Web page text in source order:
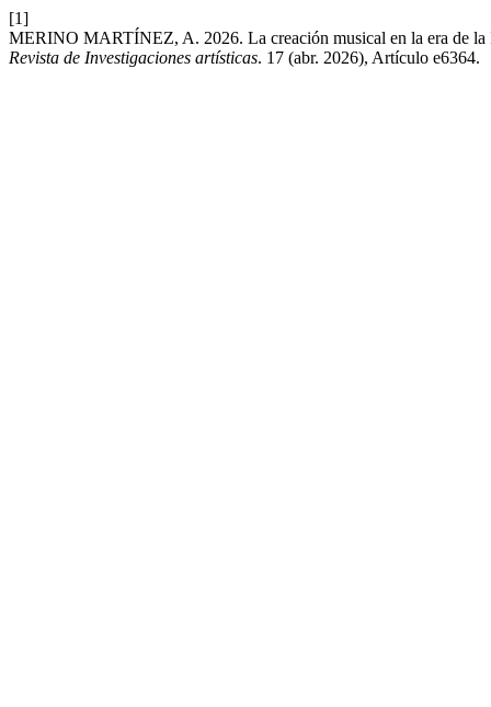
[1]
MERINO MARTÍNEZ, A. 2026. La creación musical en la era de
Revista de Investigaciones artísticas. 17 (abr. 2026), Artículo e6364.